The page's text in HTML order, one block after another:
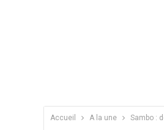
Accueil A la une Sambo :